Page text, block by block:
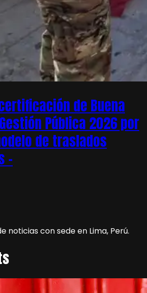
de Buena
Pública 2026 por
de traslados
–
noticias con sede en Lima, Perú.